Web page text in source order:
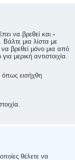
να βρεθεί και -
μια λίστα με
βρεθεί μόνο μια από
μερική αντιστοιχία.
εισήχθη
θέλετε να